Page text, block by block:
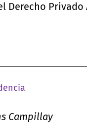
Derecho Privado
Campillay